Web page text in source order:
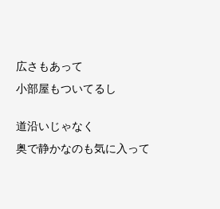
広さもあって
小部屋もついてるし
道沿いじゃなく
奥で静かなのも気に入って